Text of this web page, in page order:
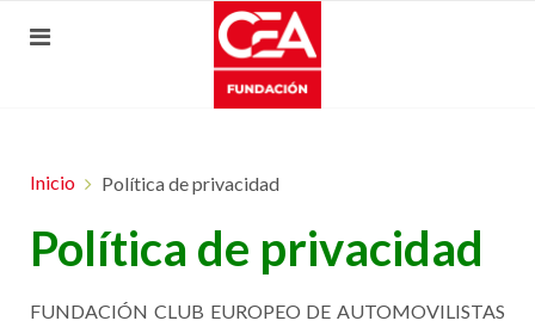
Inicio Política de privacidad
Política de privacidad
FUNDACIÓN CLUB EUROPEO DE AUTOMOVILISTAS